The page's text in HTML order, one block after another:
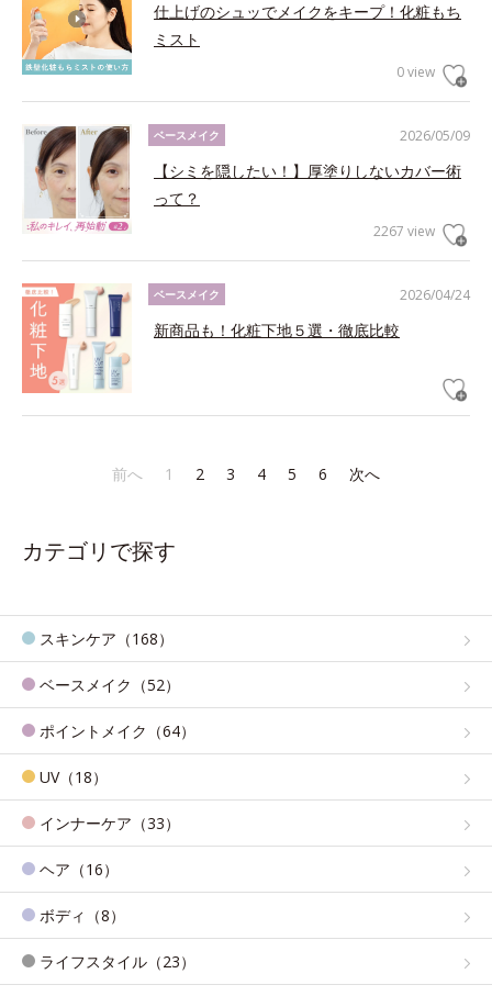
仕上げのシュッでメイクをキープ！化粧もち
ミスト
0 view
2026/05/09
ベースメイク
【シミを隠したい！】厚塗りしないカバー術
って？
2267 view
2026/04/24
ベースメイク
新商品も！化粧下地５選・徹底比較
前へ 1 2 3 4 5 6 次へ
カテゴリで探す
スキンケア（168）
ベースメイク（52）
ポイントメイク（64）
UV（18）
インナーケア（33）
ヘア（16）
ボディ（8）
ライフスタイル（23）